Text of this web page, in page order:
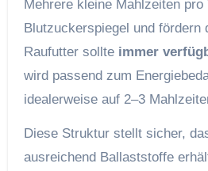
Mehrere kleine Mahlzeiten
Blutzuckerspiegel und fördern
Raufutter sollte immer
wird passend zum
idealerweise auf 2–3
Diese Struktur stellt sicher,
ausreichend Ballaststoffe